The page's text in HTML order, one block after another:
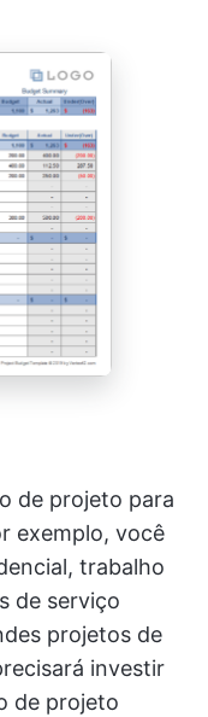
de projeto para
exemplo, você
trabalho
de serviço
projetos de
investir
de projeto